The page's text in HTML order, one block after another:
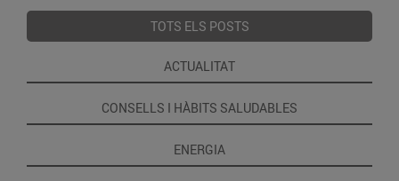
TOTS ELS POSTS
ACTUALITAT
CONSELLS I HÀBITS SALUDABLES
ENERGIA